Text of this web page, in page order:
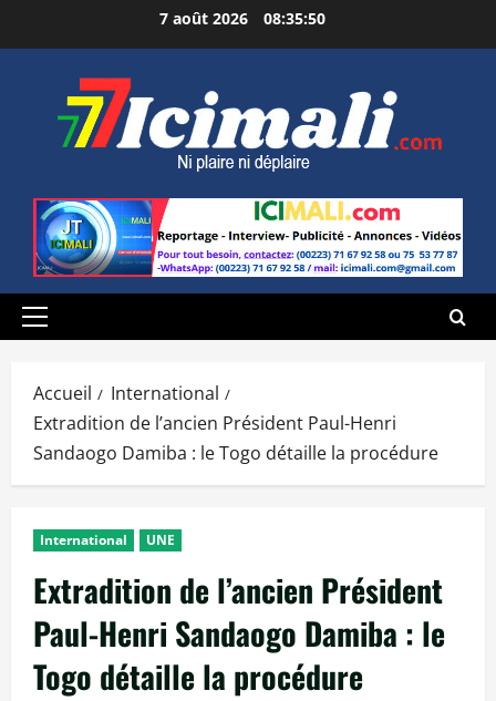
au
7 août 2026 08:35:51
Menu
Accueil
International
Extradition de l’ancien Président Paul-Henri
Sandaogo Damiba : le Togo détaille la procédure
International UNE
Extradition de l’ancien Président
Paul-Henri Sandaogo Damiba : le
Togo détaille la procédure